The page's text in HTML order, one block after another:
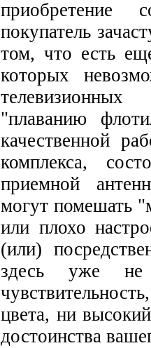
приобретение
покупатель
том, что есть
которых
"плаванию
качественной
комплекса,
приемной
могут помешать
или плохо
(или)
здесь уже
цвета, ни
достоинства